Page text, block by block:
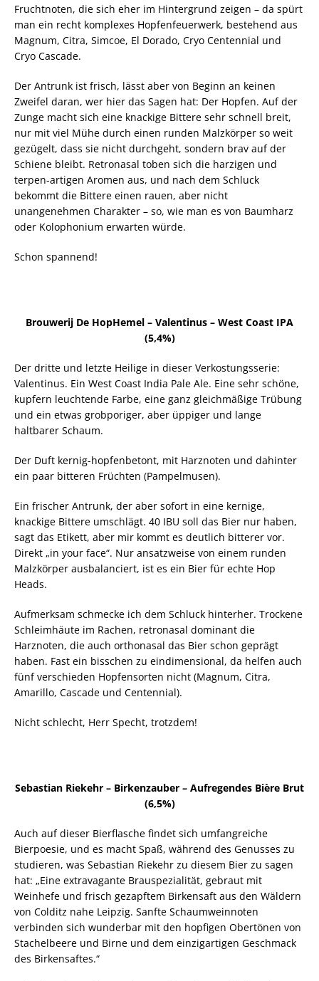
Fruchtnoten, die sich eher im Hintergrund zeigen – da spürt
man ein recht komplexes Hopfenfeuerwerk, bestehend aus
Magnum, Citra, Simcoe, El Dorado, Cryo Centennial und
Cryo Cascade.
Der Antrunk ist frisch, lässt aber von Beginn an keinen
Zweifel daran, wer hier das Sagen hat: Der Hopfen. Auf der
Zunge macht sich eine knackige Bittere sehr schnell breit,
nur mit viel Mühe durch einen runden Malzkörper so weit
gezügelt, dass sie nicht durchgeht, sondern brav auf der
Schiene bleibt. Retronasal toben sich die harzigen und
terpen-artigen Aromen aus, und nach dem Schluck
bekommt die Bittere einen rauen, aber nicht
unangenehmen Charakter – so, wie man es von Baumharz
oder Kolophonium erwarten würde.
Schon spannend!
Brouwerij De HopHemel – Valentinus – West Coast IPA
(5,4%)
Der dritte und letzte Heilige in dieser Verkostungsserie:
Valentinus. Ein West Coast India Pale Ale. Eine sehr schöne,
kupfern leuchtende Farbe, eine ganz gleichmäßige Trübung
und ein etwas grobporiger, aber üppiger und lange
haltbarer Schaum.
Der Duft kernig-hopfenbetont, mit Harznoten und dahinter
ein paar bitteren Früchten (Pampelmusen).
Ein frischer Antrunk, der aber sofort in eine kernige,
knackige Bittere umschlägt. 40 IBU soll das Bier nur haben,
sagt das Etikett, aber mir kommt es deutlich bitterer vor.
Direkt „in your face“. Nur ansatzweise von einem runden
Malzkörper ausbalanciert, ist es ein Bier für echte Hop
Heads.
Aufmerksam schmecke ich dem Schluck hinterher. Trockene
Schleimhäute im Rachen, retronasal dominant die
Harznoten, die auch orthonasal das Bier schon geprägt
haben. Fast ein bisschen zu eindimensional, da helfen auch
fünf verschieden Hopfensorten nicht (Magnum, Citra,
Amarillo, Cascade und Centennial).
Nicht schlecht, Herr Specht, trotzdem!
Sebastian Riekehr – Birkenzauber – Aufregendes Bière Brut
(6,5%)
Auch auf dieser Bierflasche findet sich umfangreiche
Bierpoesie, und es macht Spaß, während des Genusses zu
studieren, was Sebastian Riekehr zu diesem Bier zu sagen
hat: „Eine extravagante Brauspezialität, gebraut mit
Weinhefe und frisch gezapftem Birkensaft aus den Wäldern
von Colditz nahe Leipzig. Sanfte Schaumweinnoten
verbinden sich wunderbar mit den hopfigen Obertönen von
Stachelbeere und Birne und dem einzigartigen Geschmack
des Birkensaftes.“